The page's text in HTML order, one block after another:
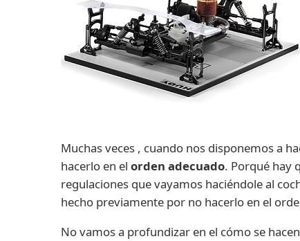
Muchas veces , cuando nos disponemos a
hacerlo en el orden adecuado. Porqué hay
regulaciones que vayamos haciéndole al
hecho previamente por no hacerlo en el
No vamos a profundizar en el cómo se